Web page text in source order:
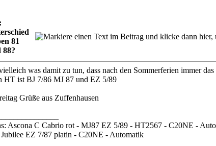
81
88?
was damit zu tun, dass nach den Sommerferien immer
HT ist BJ 7/86 MJ 87 und EZ 5/89
Grüße aus Zuffenhausen
Ascona C Cabrio rot - MJ87 EZ 5/89 - HT2567 - C20NE -
EZ 7/87 platin - C20NE - Automatik